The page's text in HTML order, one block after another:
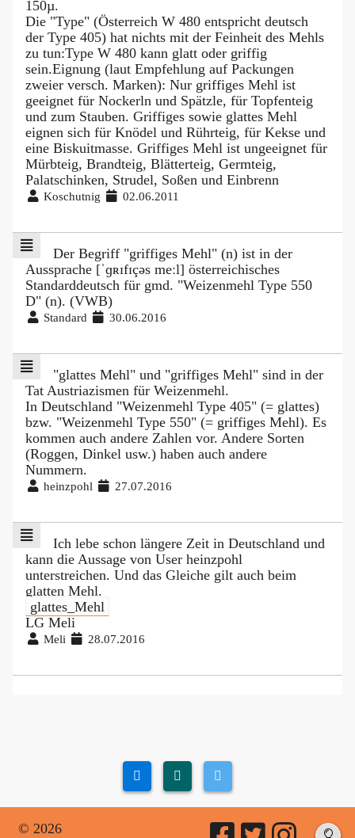
150µ.
Die "Type" (Österreich W 480 entspricht deutsch
der Type 405) hat nichts mit der Feinheit des Mehls
zu tun:Type W 480 kann glatt oder griffig
sein.Eignung (laut Empfehlung auf Packungen
zweier versch. Marken): Nur griffiges Mehl ist
geeignet für Nockerln und Spätzle, für Topfenteig
und zum Stauben. Griffiges sowie glattes Mehl
eignen sich für Knödel und Rührteig, für Kekse und
eine Biskuitmasse. Griffiges Mehl ist ungeeignet für
Mürbteig, Brandteig, Blätterteig, Germteig,
Palatschinken, Strudel, Soßen und Einbrenn
Koschutnig 02.06.2011
Der Begriff "griffiges Mehl" (n) ist in der
Aussprache [ˈɡʀɪfɪçəs meːl] österreichisches
Standarddeutsch für gmd. "Weizenmehl Type 550
D" (n). (VWB)
Standard 30.06.2016
"glattes Mehl" und "griffiges Mehl" sind in der
Tat Austriazismen für Weizenmehl.
In Deutschland "Weizenmehl Type 405" (= glattes)
bzw. "Weizenmehl Type 550" (= griffiges Mehl). Es
kommen auch andere Zahlen vor. Andere Sorten
(Roggen, Dinkel usw.) haben auch andere
Nummern.
heinzpohl 27.07.2016
Ich lebe schon längere Zeit in Deutschland und
kann die Aussage von User heinzpohl
unterstreichen. Und das Gleiche gilt auch beim
glatten Mehl.
glattes_Mehl
LG Meli
Meli 28.07.2016
© 2026